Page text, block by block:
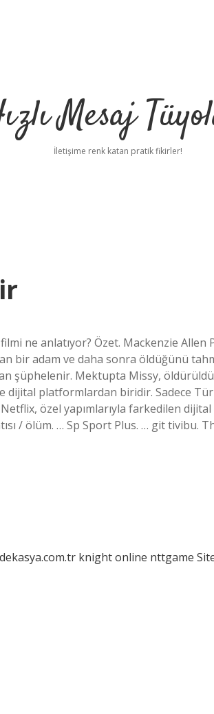
Mesaj
İletişime renk katan pratik fikirler!
ne anlatıyor? Özet. Mackenzie Allen
bir adam ve daha sonra öldüğünü
şüphelenir. Mektupta Missy,
platformlardan biridir. Sadece
özel yapımlarıyla farkedilen
/ ölüm. … Sp Sport Plus. … git tivibu.
knight online nttgame